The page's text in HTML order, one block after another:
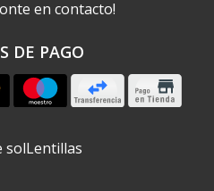
en contacto!
DE PAGO
solLentillas